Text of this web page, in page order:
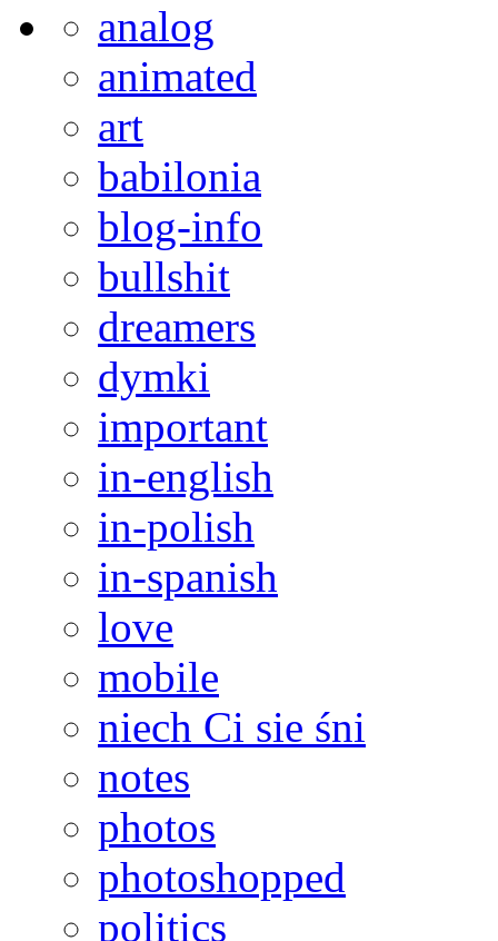
analog
animated
art
babilonia
blog-info
bullshit
dreamers
dymki
important
in-english
in-polish
in-spanish
love
mobile
niech Ci sie śni
notes
photos
photoshopped
politics